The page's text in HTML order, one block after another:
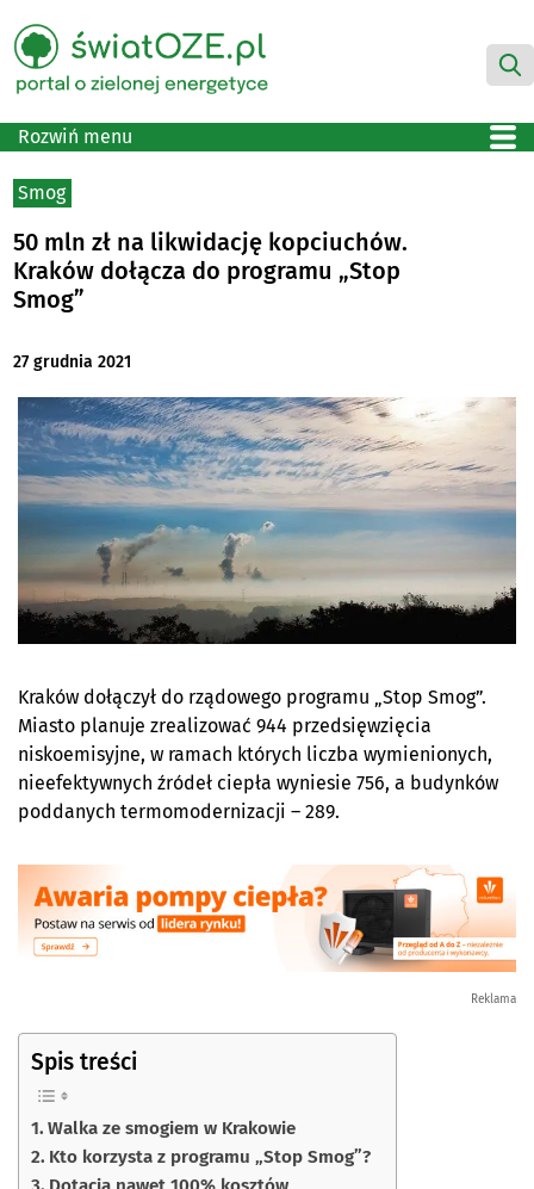
Rozwiń menu
Smog
50 mln zł na likwidację kopciuchów.
Kraków dołącza do programu „Stop
Smog”
27 grudnia 2021
Kraków dołączył do rządowego programu „Stop Smog”.
Miasto planuje zrealizować 944 przedsięwzięcia
niskoemisyjne, w ramach których liczba wymienionych,
nieefektywnych źródeł ciepła wyniesie 756, a budynków
poddanych termomodernizacji – 289.
Reklama
Spis treści
Walka ze smogiem w Krakowie
Kto korzysta z programu „Stop Smog”?